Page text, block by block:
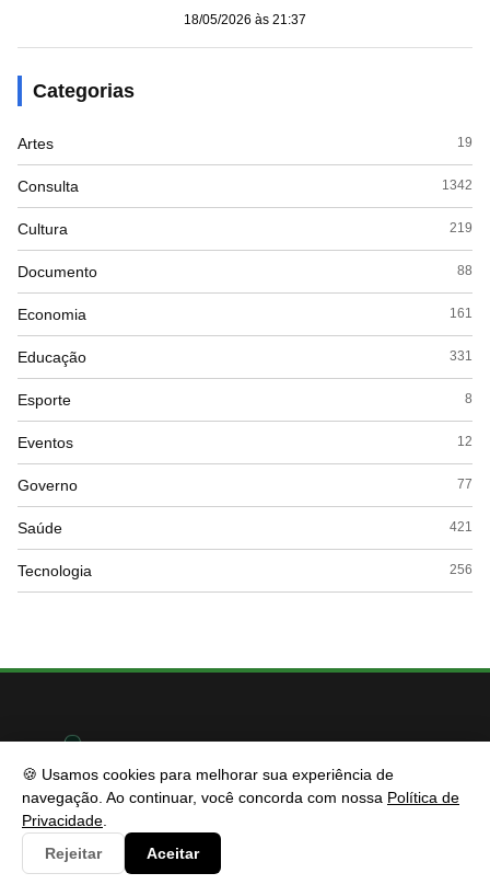
🍪 Usamos cookies para melhorar sua experiência de
navegação. Ao continuar, você concorda com nossa Política de
Privacidade
Rejeitar
Aceitar
18/05/2026 às 21:37
Categorias
Artes 19
Consulta 1342
Cultura 219
Documento 88
Economia 161
Educação 331
Esporte 8
Eventos 12
Governo 77
Saúde 421
Tecnologia 256
CIDESP